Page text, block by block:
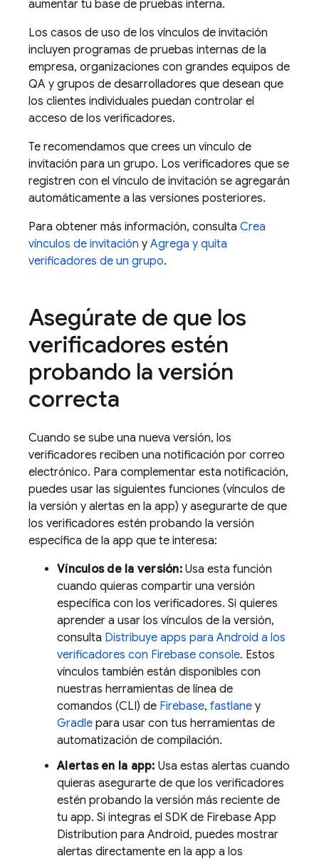
aumentar tu base de pruebas interna.
Los casos de uso de los vínculos de invitación
incluyen programas de pruebas internas de la
empresa, organizaciones con grandes equipos de
QA y grupos de desarrolladores que desean que
los clientes individuales puedan controlar el
acceso de los verificadores.
Te recomendamos que crees un vínculo de
invitación para un grupo. Los verificadores que se
registren con el vínculo de invitación se agregarán
automáticamente a las versiones posteriores.
Para obtener más información, consulta Crea
vínculos de invitación y Agrega y quita
verificadores de un grupo.
Asegúrate de que los
verificadores estén
probando la versión
correcta
Cuando se sube una nueva versión, los
verificadores reciben una notificación por correo
electrónico. Para complementar esta notificación,
puedes usar las siguientes funciones (vínculos de
la versión y alertas en la app) y asegurarte de que
los verificadores estén probando la versión
específica de la app que te interesa:
Vínculos de la versión:Usa esta función
cuando quieras compartir una versión
específica con los verificadores. Si quieres
aprender a usar los vínculos de la versión,
consulta Distribuye apps para Android a los
verificadores con Firebase console. Estos
vínculos también están disponibles con
nuestras herramientas de línea de
comandos (CLI) de Firebase, fastlane y
Gradle para usar con tus herramientas de
automatización de compilación.
Alertas en la app: Usa estas alertas cuando
quieras asegurarte de que los verificadores
estén probando la versión más reciente de
tu app. Si integras el SDK de Firebase App
Distribution para Android, puedes mostrar
alertas directamente en la app a los